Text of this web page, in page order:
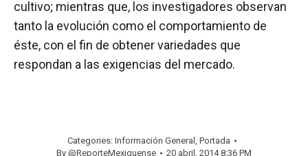
cultivo; mientras que, los investigadores observan
tanto la evolución como el comportamiento de
éste, con el fin de obtener variedades que
respondan a las exigencias del mercado.
Categories: Información General , Portada
By @ReporteMexiquense 20 abril, 2014 8:36 PM